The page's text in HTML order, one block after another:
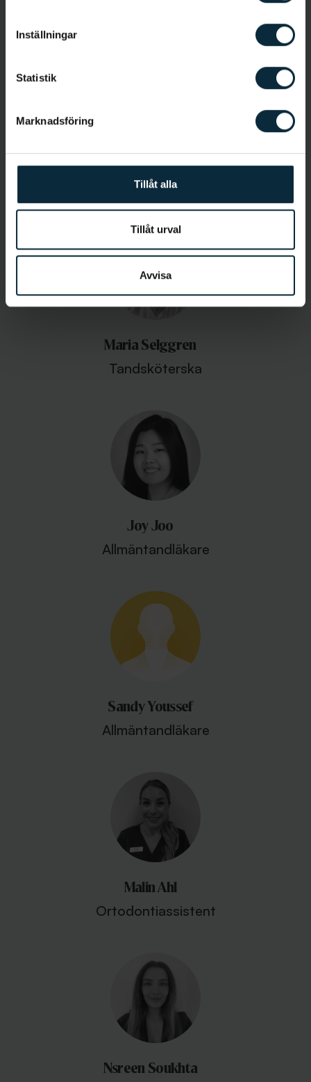
Inställningar
Statistik
Marknadsföring
Tillåt alla
Tillåt urval
Avvisa
Jetmir Kaza
Tandsköterska
Maria Selggren
Tandsköterska
Joy Joo
Allmäntandläkare
Sandy Youssef
Allmäntandläkare
Malin Ahl
Ortodontiassistent
Nsreen Soukhta